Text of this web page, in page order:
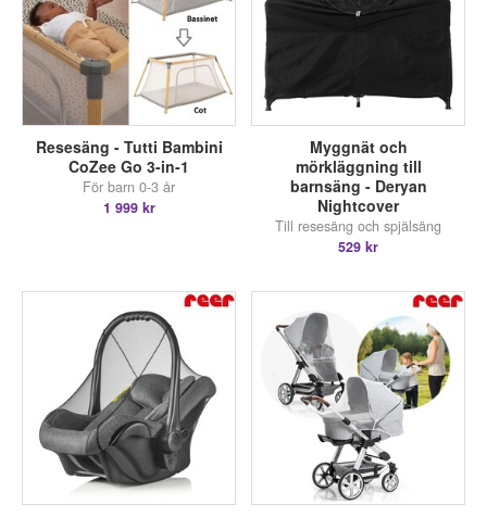
Resesäng - Tutti Bambini
CoZee Go 3-in-1
För barn 0-3 år
1 999 kr
Myggnät och
mörkläggning till
barnsäng - Deryan
Nightcover
Till resesäng och spjälsäng
529 kr